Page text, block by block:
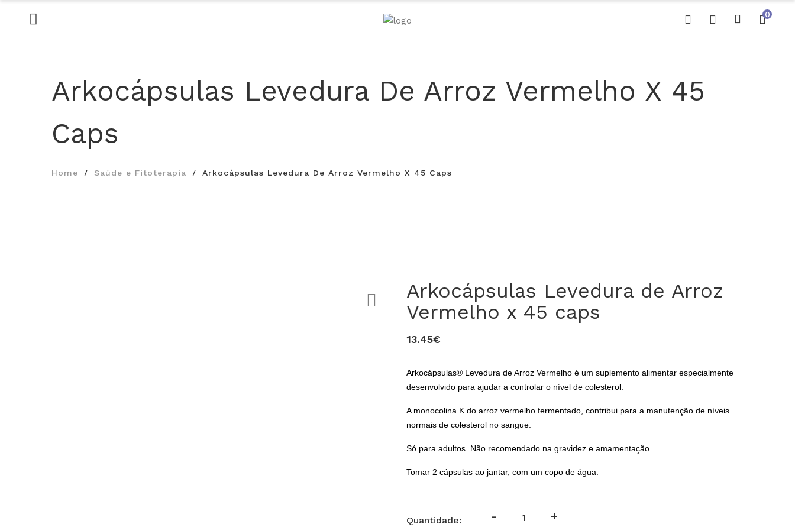
0
Arkocápsulas Levedura De Arroz Vermelho X 45
Caps
Home Saúde e Fitoterapia Arkocápsulas Levedura De Arroz Vermelho X 45 Caps
Arkocápsulas Levedura de Arroz
Vermelho x 45 caps
13.45€
Arkocápsulas® Levedura de Arroz Vermelho é um suplemento alimentar especialmente
desenvolvido para ajudar a controlar o nível de colesterol.
A monocolina K do arroz vermelho fermentado, contribui para a manutenção de níveis
normais de colesterol no sangue.
Só para adultos. Não recomendado na gravidez e amamentação.
Tomar 2 cápsulas ao jantar, com um copo de água.
Quantidade: - +